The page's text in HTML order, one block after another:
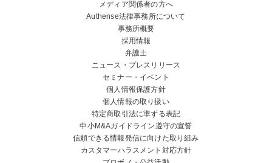
メディア関係者の方へ
Authense法律事務所について
事務所概要
採用情報
弁護士
ニュース・プレスリリース
セミナー・イベント
個人情報保護方針
個人情報の取り扱い
特定商取引法に準ずる表記
中小M&Aガイドライン遵守の宣誓
信頼できる情報発信に向けた取り組み
カスタマーハラスメント対応方針